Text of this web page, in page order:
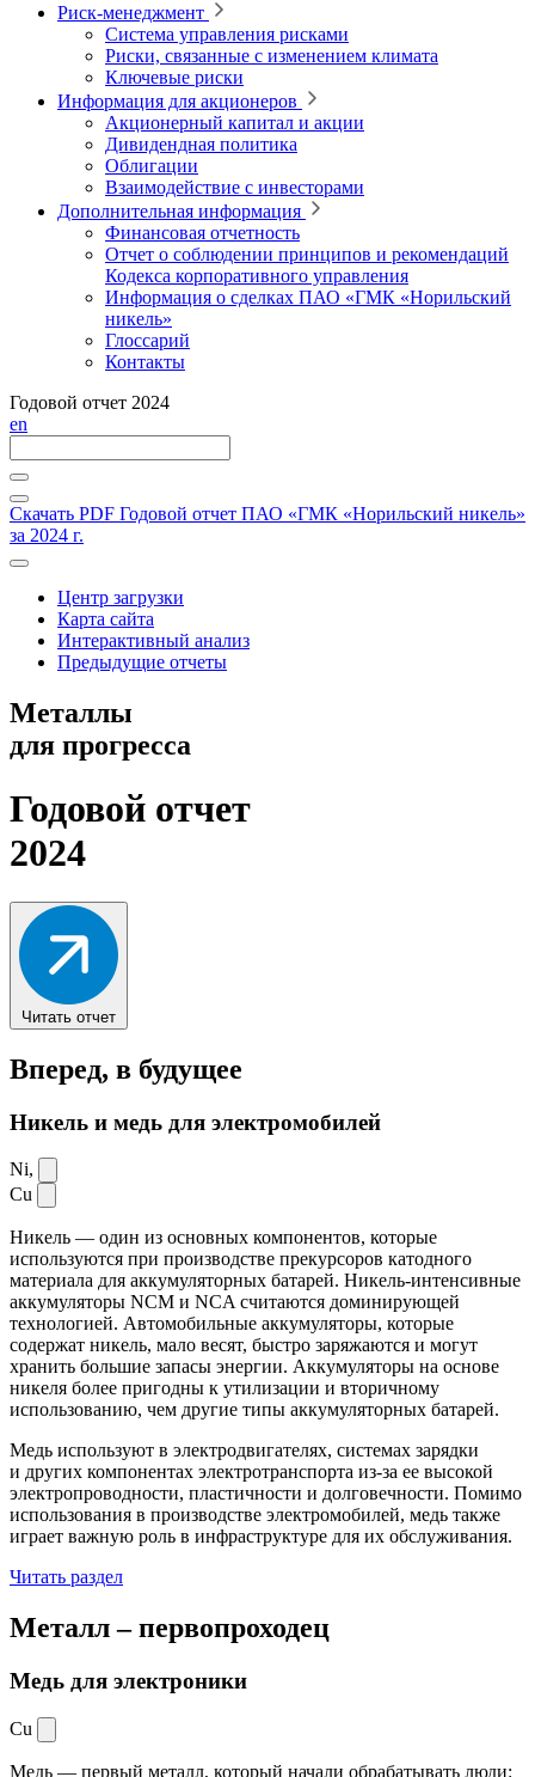
Риск-менеджмент
Система управления рисками
Риски, связанные с изменением климата
Ключевые риски
Информация для акционеров
Акционерный капитал и акции
Дивидендная политика
Облигации
Взаимодействие с инвесторами
Дополнительная информация
Финансовая отчетность
Отчет о соблюдении принципов и рекомендаций
Кодекса корпоративного управления
Информация о сделках ПАО «ГМК «Норильский
никель»
Глоссарий
Контакты
Годовой отчет 2024
en
Скачать PDF Годовой отчет ПАО «ГМК «Норильский никель»
за 2024 г.
Центр загрузки
Карта сайта
Интерактивный анализ
Предыдущие отчеты
Металлы
для прогресса
Годовой отчет
2024
Читать отчет
Вперед, в будущее
Никель и медь для электромобилей
Ni,
Cu
Никель — один из основных компонентов, которые
используются при производстве прекурсоров катодного
материала для аккумуляторных батарей. Никель-интенсивные
аккумуляторы NCM и NCA считаются доминирующей
технологией. Автомобильные аккумуляторы, которые
содержат никель, мало весят, быстро заряжаются и могут
хранить большие запасы энергии. Аккумуляторы на основе
никеля более пригодны к утилизации и вторичному
использованию, чем другие типы аккумуляторных батарей.
Медь используют в электродвигателях, системах зарядки
и других компонентах электротранспорта из-за ее высокой
электропроводности, пластичности и долговечности. Помимо
использования в производстве электромобилей, медь также
играет важную роль в инфраструктуре для их обслуживания.
Читать раздел
Металл –первопроходец
Медь для электроники
Cu
Медь — первый металл, который начали обрабатывать люди: